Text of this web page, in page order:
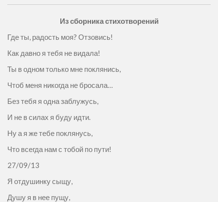
Из сборника стихотворений
Где ты, радость моя? Отзовись!
Как давно я тебя не видала!
Ты в одном только мне поклянись,
Чтоб меня никогда не бросала…
Без тебя я одна заблужусь,
И не в силах я буду идти.
Ну а я же тебе поклянусь,
Что всегда нам с тобой по пути!
27/09/13
Я отдушинку сыщу,
Душу я в нее пущу,